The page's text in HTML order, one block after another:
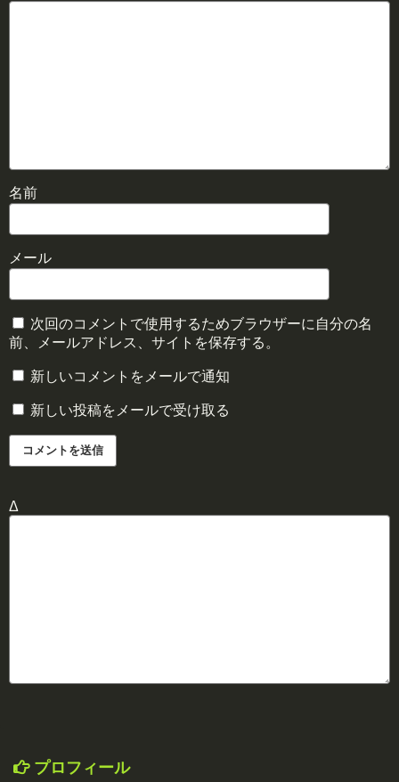
名前
メール
次回のコメントで使用するためブラウザーに自分の名
前、メールアドレス、サイトを保存する。
新しいコメントをメールで通知
新しい投稿をメールで受け取る
Δ
プロフィール